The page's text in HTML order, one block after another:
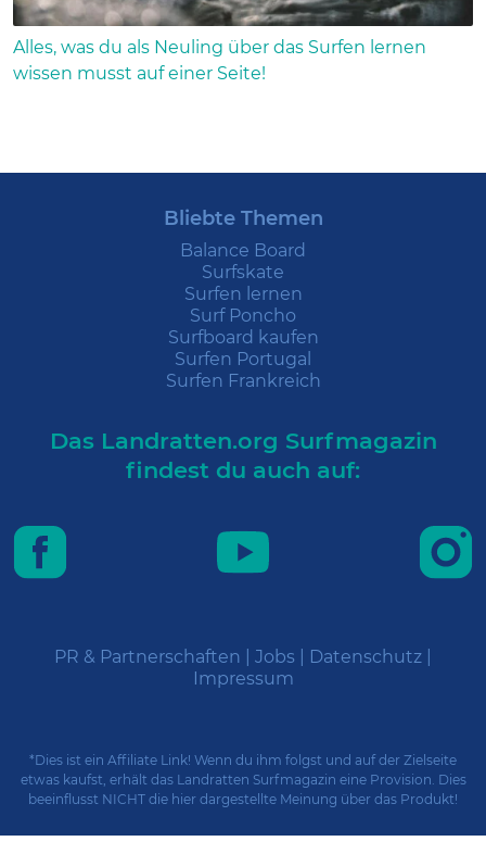
Alles, was du als Neuling über das Surfen lernen
wissen musst auf einer Seite!
Bliebte Themen
Balance Board
Surfskate
Surfen lernen
Surf Poncho
Surfboard kaufen
Surfen Portugal
Surfen Frankreich
Das Landratten.org Surfmagazin
findest du auch auf:
PR & Partnerschaften Jobs Datenschutz
Impressum
*Dies ist ein Affiliate Link! Wenn du ihm folgst und auf der Zielseite
etwas kaufst, erhält das Landratten Surfmagazin eine Provision. Dies
beeinflusst NICHT die hier dargestellte Meinung über das Produkt!